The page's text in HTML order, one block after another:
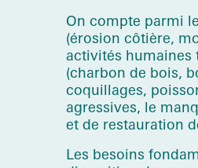
On compte parmi
(érosion côtière,
activités humaines
(charbon de bois,
coquillages,
agressives, le
et de restauration
Les besoins